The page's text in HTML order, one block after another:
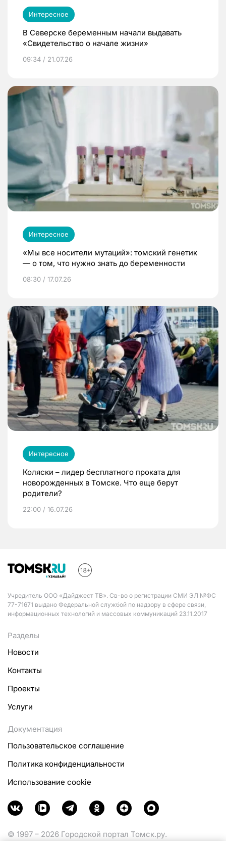
Интересное
В Северске беременным начали выдавать
«Свидетельство о начале жизни»
09:34 / 21.07.26
Интересное
«Мы все носители мутаций»: томский генетик
— о том, что нужно знать до беременности
08:30 / 17.07.26
Интересное
Коляски – лидер бесплатного проката для
новорожденных в Томске. Что еще берут
родители?
22:00 / 16.07.26
Учредитель ООО «Дайджест ТВ». Св-во о регистрации СМИ ЭЛ №ФС
77-71671 выдано Федеральной службой по надзору в сфере связи,
информационных технологий и массовых коммуникаций 23.11.2017
Разделы
Новости
Контакты
Проекты
Услуги
Документация
Пользовательское соглашение
Политика конфиденциальности
Использование cookie
© 1997 – 2026 Городской портал Томск.ру.